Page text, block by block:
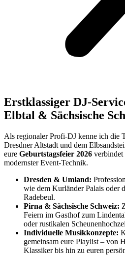
Erstklassiger DJ-
Elbtal & Sächsische
Als regionaler Profi-DJ kenne ich die
Dresdner Altstadt und dem
eure Geburtstagsfeier 2026
modernster Event-Technik.
Dresden & Umland:
wie dem Kurländer Palais oder
Radebeul.
Pirna & Sächsische Schweiz:
Feiern im Gasthof zum
oder rustikalen
Individuelle Musikkonzepte:
gemeinsam eure Playlist – von
Klassiker bis hin zu euren